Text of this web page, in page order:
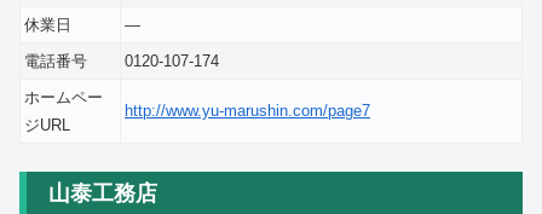
休業日
―
電話番号
0120-107-174
ホームペー
ジURL
http://www.yu-marushin.com/page7
山泰工務店